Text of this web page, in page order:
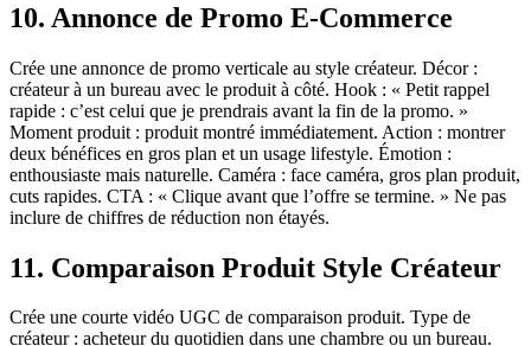
10. Annonce de Promo E-Commerce
Crée une annonce de promo verticale au style créateur. Décor :
créateur à un bureau avec le produit à côté. Hook : « Petit rappel
rapide : c’est celui que je prendrais avant la fin de la promo. »
Moment produit : produit montré immédiatement. Action : montrer
deux bénéfices en gros plan et un usage lifestyle. Émotion :
enthousiaste mais naturelle. Caméra : face caméra, gros plan produit,
cuts rapides. CTA : « Clique avant que l’offre se termine. » Ne pas
inclure de chiffres de réduction non étayés.
11. Comparaison Produit Style Créateur
Crée une courte vidéo UGC de comparaison produit. Type de
créateur : acheteur du quotidien dans une chambre ou un bureau.